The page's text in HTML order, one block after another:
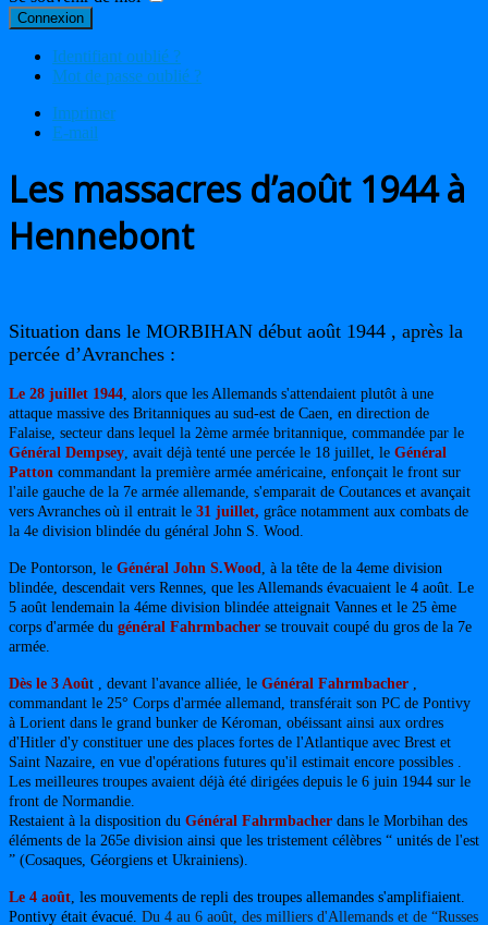
Connexion
Identifiant oublié ?
Mot de passe oublié ?
Imprimer
E-mail
Les massacres d’août 1944 à
Hennebont
Situation dans le MORBIHAN début août 1944 , après la
percée d’Avranches :
Le 28 juillet 1944 , alors que les Allemands s'attendaient plutôt à une
attaque massive des Britanniques au sud-est de Caen, en direction de
Falaise, secteur dans lequel la 2ème armée britannique, commandée par le
Général Dempsey , avait déjà tenté une percée le 18 juillet, le Général
Patton commandant la première armée américaine, enfonçait le front sur
l'aile gauche de la 7e armée allemande, s'emparait de Coutances et avançait
vers Avranches où il entrait le 31 juillet, grâce notamment aux combats de
la 4e division blindée du général John S. Wood
De Pontorson, le Général John S.Wood , à la tête de la 4eme division
blindée, descendait vers Rennes, que les Allemands évacuaient le 4 août. Le
5 août lendemain la 4éme division blindée atteignait Vannes et le 25 ème
corps d'armée du général Fahrmbacher se trouvait coupé du gros de la 7e
armée.
Dès le 3 Août , devant l'avance alliée, le Général Fahrmbacher
commandant le 25° Corps d'armée allemand, transférait son PC de Pontivy
à Lorient dans le grand bunker de Kéroman , obéissant ainsi aux ordres
d'Hitler d'y constituer une des places fortes de l'Atlantique avec Brest et
Saint Nazaire, en vue d'opérations futures qu'il estimait encore possibles .
Les meilleures troupes avaient déjà été dirigées depuis le 6 juin 1944 sur le
front de Normandie.
Restaient à la disposition du Général Fahrmbacher dans le Morbihan des
éléments de la 265e division ainsi que les tristement célèbres “ unités de l'est
” (Cosaques, Géorgiens et Ukrainiens).
Le 4 août , les mouvements de repli des troupes allemandes s'amplifiaient.
Pontivy était évacué. Du 4 au 6 août, des milliers d'Allemands et de “Russes